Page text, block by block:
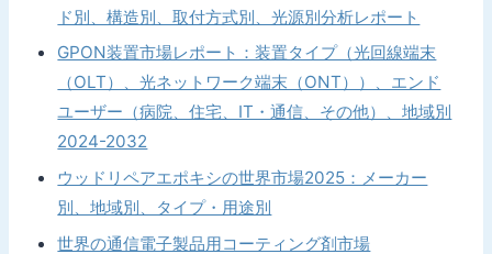
ド別、構造別、取付方式別、光源別分析レポート
GPON装置市場レポート：装置タイプ（光回線端末
（OLT）、光ネットワーク端末（ONT））、エンド
ユーザー（病院、住宅、IT・通信、その他）、地域別
2024-2032
ウッドリペアエポキシの世界市場2025：メーカー
別、地域別、タイプ・用途別
世界の通信電子製品用コーティング剤市場